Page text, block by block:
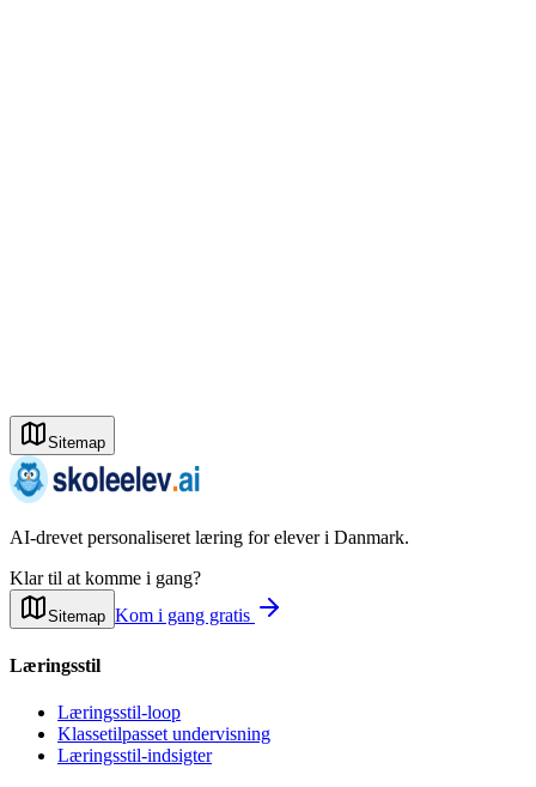
Sitemap
AI-drevet personaliseret læring for elever i Danmark.
Klar til at komme i gang?
Sitemap Kom i gang gratis
Læringsstil
Læringsstil-loop
Klassetilpasset undervisning
Læringsstil-indsigter